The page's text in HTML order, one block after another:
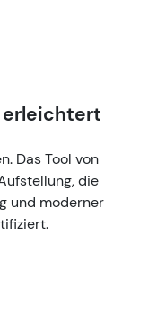
erleichtert
Das Tool von
die
und moderner